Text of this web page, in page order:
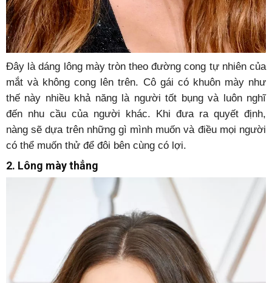
Đây là dáng lông mày tròn theo đường cong tự nhiên của
mắt và không cong lên trên. Cô gái có khuôn mày như
thế này nhiều khả năng là người tốt bụng và luôn nghĩ
đến nhu cầu của người khác. Khi đưa ra quyết định,
nàng sẽ dựa trên những gì mình muốn và điều mọi người
có thể muốn thử để đôi bên cùng có lợi.
2. Lông mày thẳng